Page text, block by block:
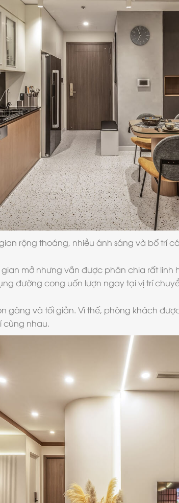
rộng thoáng, nhiều ánh sáng và bố trí
mở nhưng vẫn được phân chia rất
đường cong uốn lượn ngay tại vị trí
gàng và tối giản. Vì thế, phòng khách
cùng nhau.